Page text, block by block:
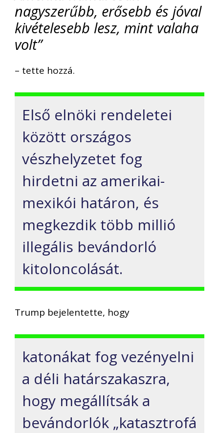
nagyszerűbb, erősebb és jóval
kivételesebb lesz, mint valaha
volt”
– tette hozzá.
Első elnöki rendeletei
között országos
vészhelyzetet fog
hirdetni az amerikai-
mexikói határon, és
megkezdik több millió
illegális bevándorló
kitoloncolását.
Trump bejelentette, hogy
katonákat fog vezényelni
a déli határszakaszra,
hogy megállítsák a
bevándorlók „katasztrofá